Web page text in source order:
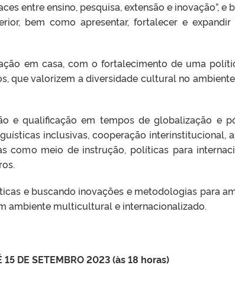
entre ensino, pesquisa, extensão e inovação”, e
bem como apresentar, fortalecer e
em casa, com o fortalecimento de uma
que valorizem a diversidade cultural no
e qualificação em tempos de globalização e
inclusivas, cooperação interinstitucional,
como meio de instrução, políticas para
e buscando inovações e metodologias para
ambiente multicultural e internacionalizado.
15 DE SETEMBRO 2023 (às 18 horas)